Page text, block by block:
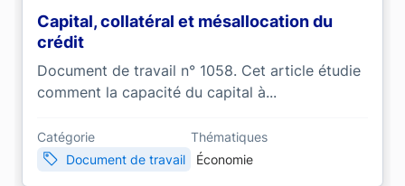
Capital, collatéral et mésallocation du
crédit
Document de travail n° 1058. Cet article étudie
comment la capacité du capital à...
Catégorie
Document de travail
Thématiques
Économie